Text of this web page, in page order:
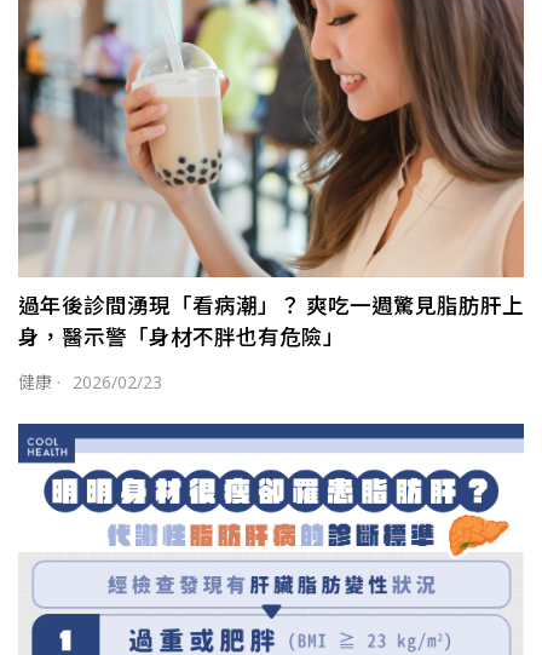
過年後診間湧現「看病潮」？ 爽吃一週驚見脂肪肝上
身，醫示警「身材不胖也有危險」
健康 · 2026/02/23